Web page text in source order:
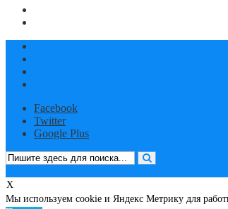
Facebook
Twitter
Google Plus
X
Мы используем cookie и Яндекс Метрику для